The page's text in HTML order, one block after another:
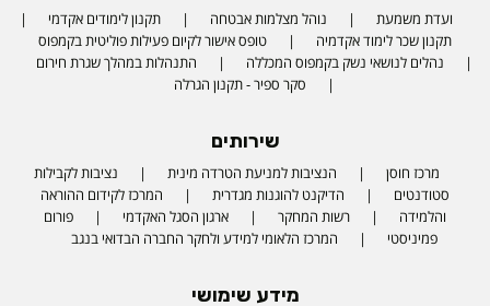
ועדת משמעת נוהל מצלמות אבטחה
תקנון לימודים אקדמי
תקנון שכר לימוד אקדמיה
טופס אישור לקיום פעילות פוליטית בקמפוס
נהלים לנושאי נשק בקמפוס המכללה
התנהלות במהלך שגרת חירום
סקר ספיר - תקנון הגרלה
שירותים
מרכז חוסן הנציבות למניעת הטרדה מינית
נציבות לקבילות
סטודנטים
הדיקנט להוגנות מגדרית
המרכז לקידום ההוראה
והלמידה
רשות המחקר ארגון הסגל האקדמי
פורום
פמיניסטי
המרכז הלאומי למידע ולחקר החברה הבדואי בנגב
מידע שימושי